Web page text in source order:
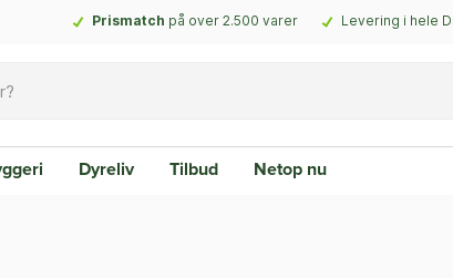
Prismatch på over 2.500 varer Levering i hele
Dyreliv Tilbud Netop nu